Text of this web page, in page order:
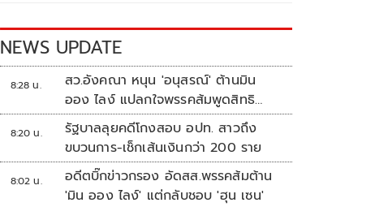
NEWS UPDATE
8:28 น.
สว.อังคณา หนุน 'อนุสรณ์' ต้านมิน
ออง ไลง์ แปลกใจพรรคส้มพูดสิทธิ
มนุษยชนแต่กลับเงียบ
8:20 น.
รัฐบาลลุยคดีโกงสอบ อปท. สาวถึง
ขบวนการ-เช็กเส้นเงินกว่า 200 ราย
8:02 น.
อดีตบิ๊กข่าวกรอง อัดสส.พรรคส้มต้าน
'มิน ออง ไลง์' แต่กลับชอบ 'ฮุน เซน'